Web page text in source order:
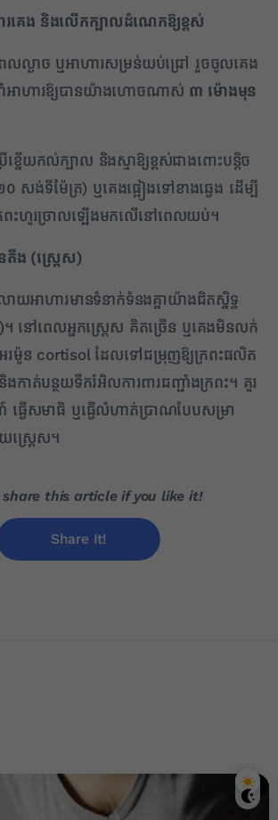
រគេង និងលើកក្បាលដំណេកឱ្យខ្ពស់
េលល្ងាច ឬអាហារសម្រន់យប់ជ្រៅ រួចចូលគេង
ាំអាហារឱ្យបានយ៉ាងហោចណាស់ ៣ ម៉ោងមុន
នើយកល់ក្បាល និងស្មាឱ្យខ្ពស់ជាងពោះបន្តិច
ង់ទីម៉ែត្រ) ឬគេងផ្អៀងទៅខាងឆ្វេង ដើម្បី
រពះហូរច្រាលឡើងមកលើនៅពេលយប់។
តឹង (ស្រ្តេស)
ាយអាហារមានទំនាក់ទំនងគ្នាយ៉ាងជិតស្និទ្ធ
នៅពេលអ្នកស្រ្តេស គិតច្រើន ឬគេងមិនលក់
រម៉ូន cortisol ដែលទៅជម្រុញឱ្យក្រពះផលិត
កាត់បន្ថយទឹករំអិលការពារជញ្ជាំងក្រពះ។ គួរ
ធ្វើសមាធិ ឬធ្វើលំហាត់ប្រាណបែបសម្រា
ស្រ្តេស។
share this article if you like it!
Share It!